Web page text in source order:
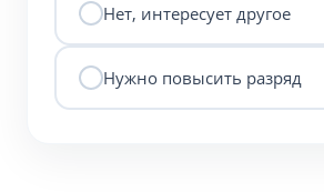
Нет, интересует другое
Нужно повысить разряд